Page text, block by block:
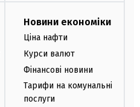
Новини економіки
Ціна нафти
Курси валют
Фінансові новини
Тарифи на комунальні
послуги